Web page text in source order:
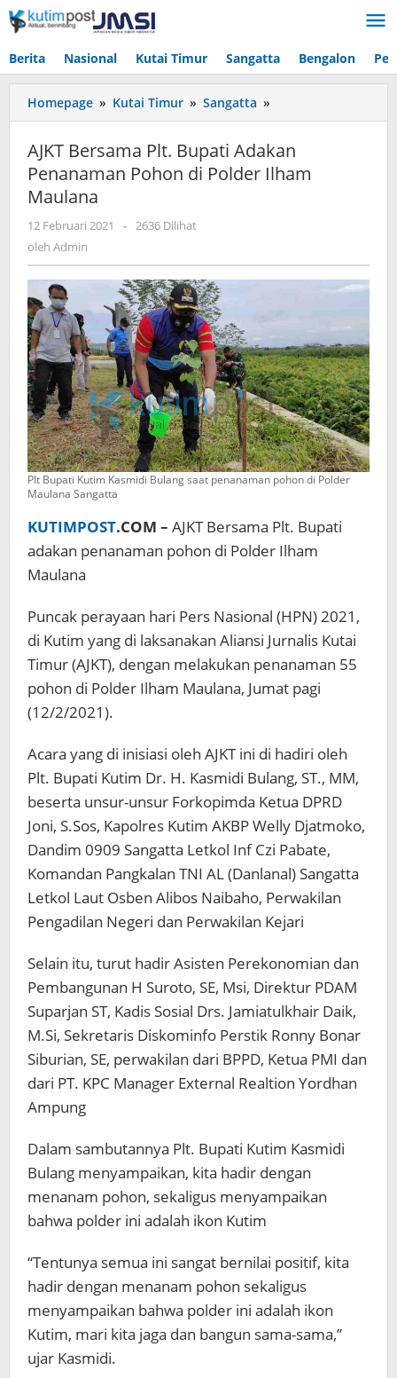
Lewati
ke
Berita Nasional Kutai Timur Sangatta Bengalon
Homepage » Kutai Timur » Sangatta »
Bersama
Bupati
Adakan
Ilham
AJKT Bersama Plt. Bupati Adakan
Penanaman Pohon di Polder Ilham
Maulana
12 Februari 2021
oleh
- 2636 Dilihat
oleh Admin
Plt Bupati Kutim Kasmidi Bulang saat penanaman pohon di Polder
Maulana Sangatta
KUTIMPOST.COM – AJKT Bersama Plt. Bupati
adakan penanaman pohon di Polder Ilham
Maulana
Puncak perayaan hari Pers Nasional (HPN) 2021,
di Kutim yang di laksanakan Aliansi Jurnalis Kutai
Timur (AJKT), dengan melakukan penanaman 55
pohon di Polder Ilham Maulana, Jumat pagi
(12/2/2021).
Acara yang di inisiasi oleh AJKT ini di hadiri oleh
Plt. Bupati Kutim Dr. H. Kasmidi Bulang, ST., MM,
beserta unsur-unsur Forkopimda Ketua DPRD
Joni, S.Sos, Kapolres Kutim AKBP Welly Djatmoko,
Dandim 0909 Sangatta Letkol Inf Czi Pabate,
Komandan Pangkalan TNI AL (Danlanal) Sangatta
Letkol Laut Osben Alibos Naibaho, Perwakilan
Pengadilan Negeri dan Perwakilan Kejari
Selain itu, turut hadir Asisten Perekonomian dan
Pembangunan H Suroto, SE, Msi, Direktur PDAM
Suparjan ST, Kadis Sosial Drs. Jamiatulkhair Daik,
M.Si, Sekretaris Diskominfo Perstik Ronny Bonar
Siburian, SE, perwakilan dari BPPD, Ketua PMI dan
dari PT. KPC Manager External Realtion Yordhan
Ampung
Dalam sambutannya Plt. Bupati Kutim Kasmidi
Bulang menyampaikan, kita hadir dengan
menanam pohon, sekaligus menyampaikan
bahwa polder ini adalah ikon Kutim
“Tentunya semua ini sangat bernilai positif, kita
hadir dengan menanam pohon sekaligus
menyampaikan bahwa polder ini adalah ikon
Kutim, mari kita jaga dan bangun sama-sama,”
ujar Kasmidi.